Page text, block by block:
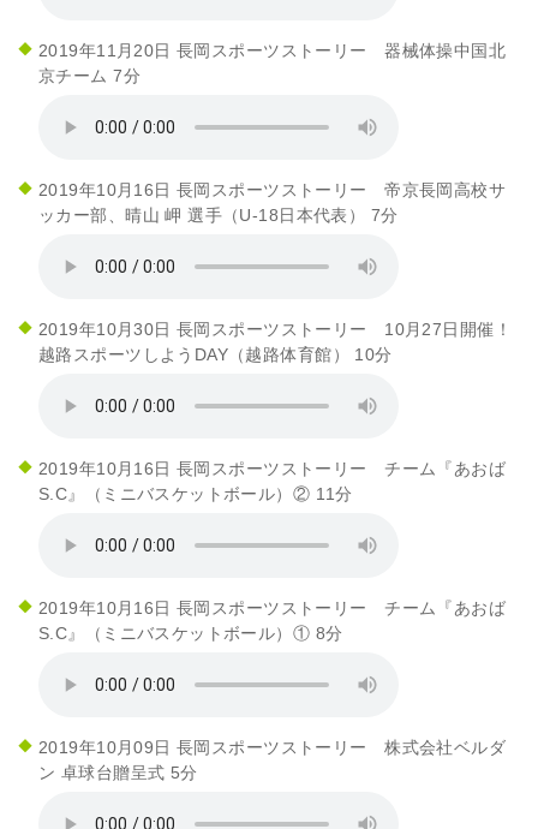
2019年11月20日 長岡スポーツストーリー 器械体操中国北
京チーム 7分
2019年10月16日 長岡スポーツストーリー 帝京長岡高校サ
ッカー部、晴山 岬 選手（U-18日本代表） 7分
2019年10月30日 長岡スポーツストーリー 10月27日開催！
越路スポーツしようDAY（越路体育館） 10分
2019年10月16日 長岡スポーツストーリー チーム『あおば
S.C』（ミニバスケットボール）② 11分
2019年10月16日 長岡スポーツストーリー チーム『あおば
S.C』（ミニバスケットボール）① 8分
2019年10月09日 長岡スポーツストーリー 株式会社ベルダ
ン 卓球台贈呈式 5分